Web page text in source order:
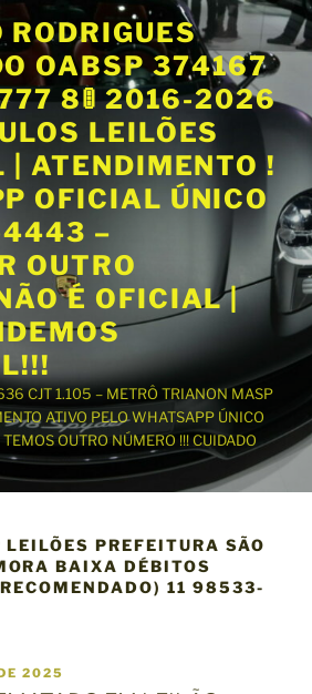
RODRIGUES
OABSP 374167
8🚦 2016-2026
LEILÕES
| ATENDIMENTO !
OFICIAL ÚNICO
–
OUTRO
É OFICIAL |
CJT 1.105 – METRÔ TRIANON MASP
ATIVO PELO WHATSAPP ÚNICO
OUTRO NÚMERO !!! CUIDADO
PREFEITURA SÃO
BAIXA DÉBITOS
11 98533-
2025